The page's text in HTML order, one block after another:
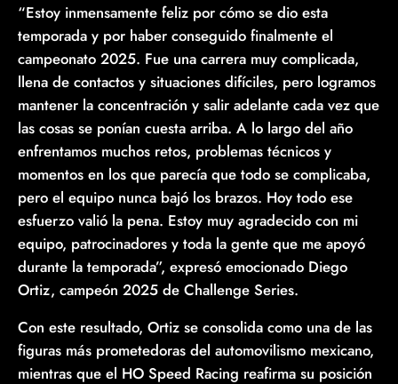
“Estoy inmensamente feliz por cómo se dio esta
temporada y por haber conseguido finalmente el
campeonato 2025. Fue una carrera muy complicada,
llena de contactos y situaciones difíciles, pero logramos
mantener la concentración y salir adelante cada vez que
las cosas se ponían cuesta arriba. A lo largo del año
enfrentamos muchos retos, problemas técnicos y
momentos en los que parecía que todo se complicaba,
pero el equipo nunca bajó los brazos. Hoy todo ese
esfuerzo valió la pena. Estoy muy agradecido con mi
equipo, patrocinadores y toda la gente que me apoyó
durante la temporada”, expresó emocionado Diego
Ortiz, campeón 2025 de Challenge Series.
Con este resultado, Ortiz se consolida como una de las
figuras más prometedoras del automovilismo mexicano,
mientras que el HO Speed Racing reafirma su posición